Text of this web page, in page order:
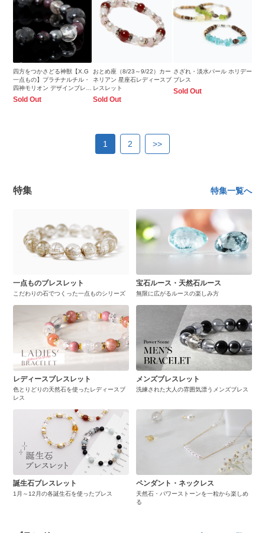
四方をつかさどる神獣【X.G
一点もの】プラチナルチル・
四神モリオン デザインブレス
レット
Sold Out
おとめ座（8/23～9/22）カー
ネリアン 星座石レディースブ
レスレット
Sold Out
さざれ・淡水パール ホリデー
ブレス
Sold Out
1 2 >>
特集 特集一覧へ
一点ものブレスレット
こだわりの石でつくった一点ものシリーズ
宝石ルース・天然石ルース
無限に広がるルースの楽しみ方
レディースブレスレット
色とりどりの天然石を使ったレディースブ
レス
メンズブレスレット
洗練された大人の雰囲気漂うメンズブレス
誕生石ブレスレット
1月～12月の各誕生石を使ったブレス
ペンダント・ネックレス
天然石・パワーストーンを一粒から楽しめ
る